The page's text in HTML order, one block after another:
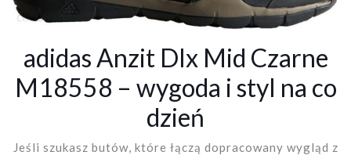
adidas Anzit Dlx Mid Czarne
M18558 – wygoda i styl na co
dzień
Jeśli szukasz butów, które łączą dopracowany wygląd z